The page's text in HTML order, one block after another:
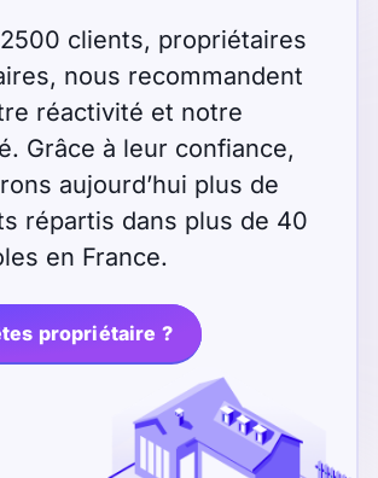
T1 bis
T4 T5
T8 T9
T12
T15
clients, propriétaires
nous recommandent
réactivité et notre
Grâce à leur confiance,
aujourd’hui plus de
répartis dans plus de 40
en France.
propriétaire ?